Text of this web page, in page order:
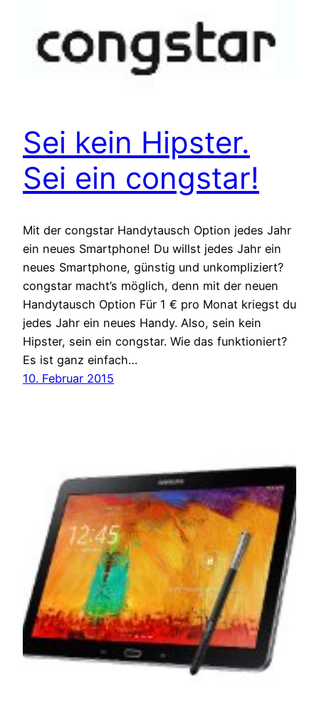
Sei kein Hipster.
Sei ein congstar!
Mit der congstar Handytausch Option jedes Jahr
ein neues Smartphone! Du willst jedes Jahr ein
neues Smartphone, günstig und unkompliziert?
congstar macht’s möglich, denn mit der neuen
Handytausch Option Für 1 € pro Monat kriegst du
jedes Jahr ein neues Handy. Also, sein kein
Hipster, sein ein congstar. Wie das funktioniert?
Es ist ganz einfach…
10. Februar 2015